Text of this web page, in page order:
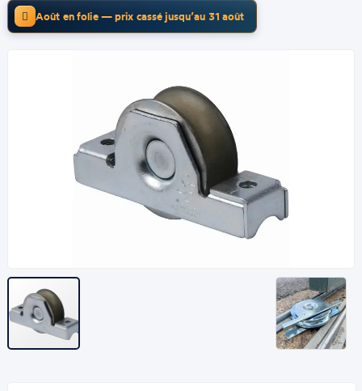
Août en folie — prix cassé jusqu’au 31 août